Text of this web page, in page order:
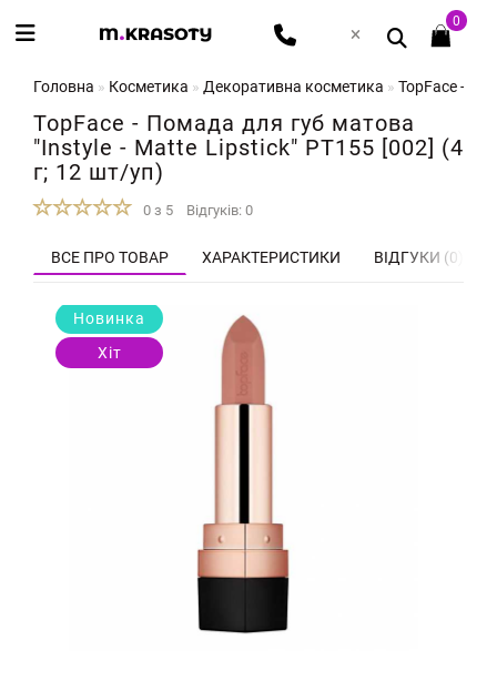
0
Головна Косметика Декоративна косметика TopFace -
TopFace - Помада для губ матова
"Instyle - Matte Lipstick" PT155 [002] (4
г; 12 шт/уп)
0 з 5 Відгуків: 0
ВСЕ ПРО ТОВАР ХАРАКТЕРИСТИКИ ВІДГУКИ (0)
Новинка
Хіт